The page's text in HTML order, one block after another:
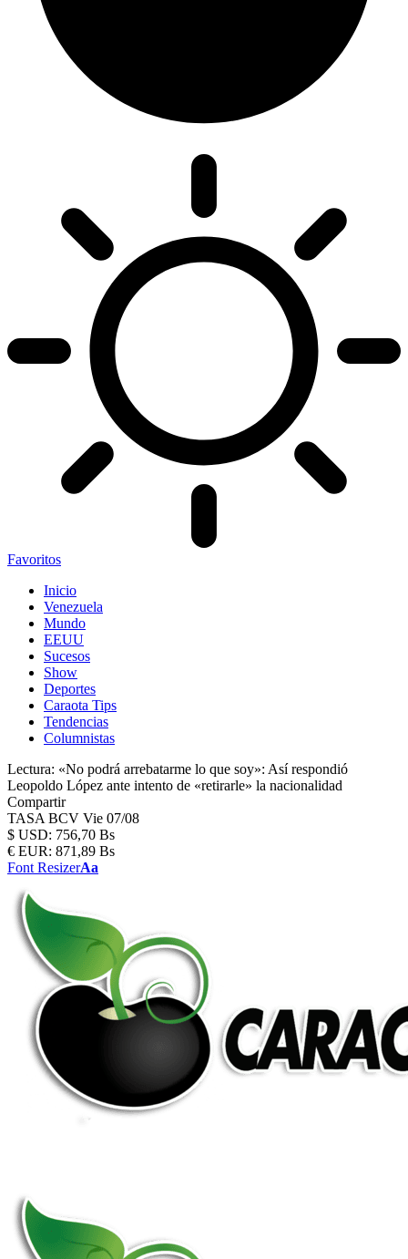
Favoritos
Inicio
Venezuela
Mundo
EEUU
Sucesos
Show
Deportes
Caraota Tips
Tendencias
Columnistas
Lectura: «No podrá arrebatarme lo que soy»: Así respondió
Leopoldo López ante intento de «retirarle» la nacionalidad
Compartir
TASA BCV Vie 07/08
$ USD: 756,70 Bs
€ EUR: 871,89 Bs
Font ResizerAa